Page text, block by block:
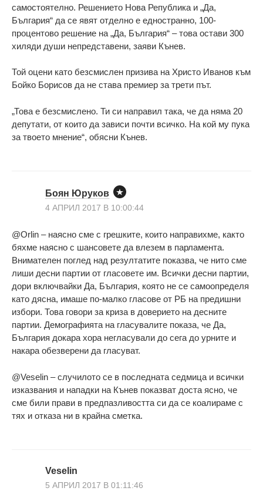
самостоятелно. Решението Нова Република и „Да,
България“ да се явят отделно е едностранно, 100-
процентово решение на „Да, България“ – това остави 300
хиляди души непредставени, заяви Кънев.
Той оцени като безсмислен призива на Христо Иванов към
Бойко Борисов да не става премиер за трети път.
„Това е безсмислено. Ти си направил така, че да няма 20
депутати, от които да зависи почти всичко. На кой му пука
за твоето мнение“, обясни Кънев.
Боян Юруков
4 АПРИЛ 2017 В 10:00:44
@Orlin – наясно сме с грешките, които направихме, както
бяхме наясно с шансовете да влезем в парламента.
Внимателен поглед над резултатите показва, че нито сме
лиши десни партии от гласовете им. Всички десни партии,
дори включвайки Да, България, която не се самоопределя
като дясна, имаше по-малко гласове от РБ на предишни
избори. Това говори за криза в доверието на десните
партии. Демографията на гласувалите показа, че Да,
България докара хора негласували до сега до урните и
накара обезверени да гласуват.
@Veselin – случилото се в последната седмица и всички
изказвания и нападки на Кънев показват доста ясно, че
сме били прави в предпазливостта си да се коалираме с
тях и отказа ни в крайна сметка.
Veselin
5 АПРИЛ 2017 В 01:11:46